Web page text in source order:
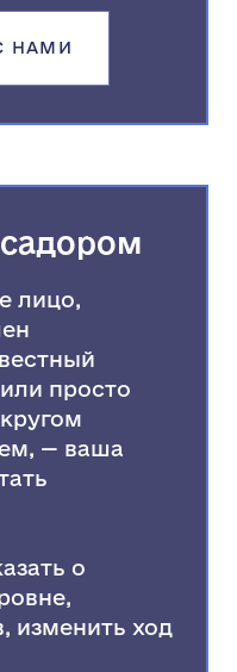
НАМИ
лицо,
просто
— ваша
о
изменить ход